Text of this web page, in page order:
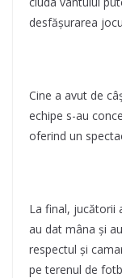
desfășurarea
Cine a avut de
echipe s-au
oferind un
La final, jucătorii
au dat mâna și
respectul și
pe terenul de